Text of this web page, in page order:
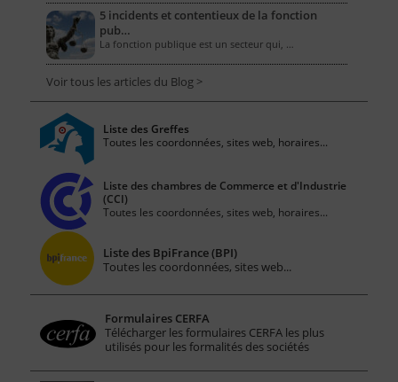
5 incidents et contentieux de la fonction
pub…
La fonction publique est un secteur qui, …
Voir tous les articles du Blog >
Liste des Greffes
Toutes les coordonnées, sites web, horaires...
Liste des chambres de Commerce et d'Industrie
(CCI)
Toutes les coordonnées, sites web, horaires...
Liste des BpiFrance (BPI)
Toutes les coordonnées, sites web...
Formulaires CERFA
Télécharger les formulaires CERFA les plus
utilisés pour les formalités des sociétés